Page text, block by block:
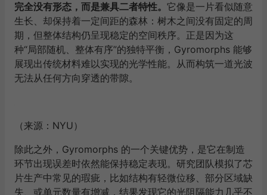
完全没有形态，而是兼具二者特性。 它像是一片看似随意
生长、却保持着一定间距的森林：树木之间没有固定的周
期，但整体结构仍呈现稳定的空间秩序。正是因为这
种“局部随机、整体有序”的独特平衡，Gyromorphs 能够
展现出传统材料难以实现的光学性能。从而构筑一道光波
无法从任何方向穿透的带隙。
（来源：NYU）
除此之外，Gyromorphs 的一个关键优势，是它在制造
环节出现误差时依然能保持稳定表现。研究团队模拟了芯
片生产中常见的瑕疵，比如结构有轻微位移、部分区域缺
失、或单元数量有增减，结果发现它的光阻隔能力几乎不